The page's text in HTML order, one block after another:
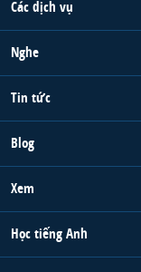
Các dịch vụ
Nghe
Tin tức
Blog
Xem
Học tiếng Anh